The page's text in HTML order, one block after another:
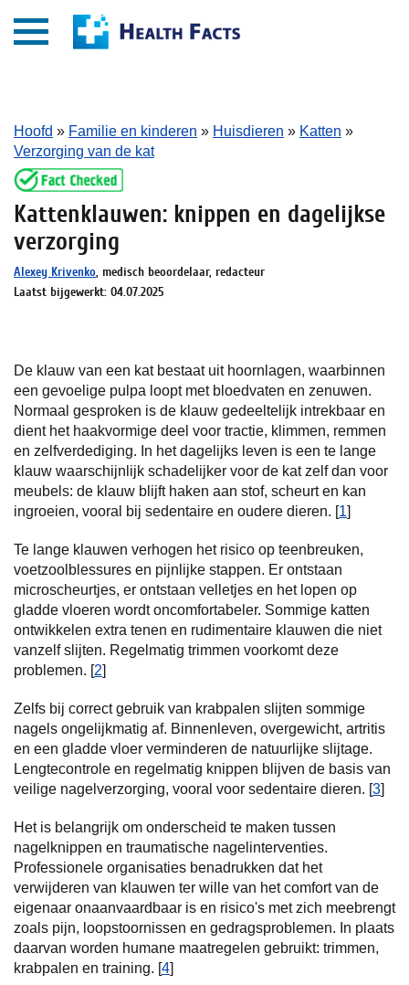
Hoofd » Familie en kinderen » Huisdieren » Katten »
Verzorging van de kat
Kattenklauwen: knippen en dagelijkse
verzorging
Alexey Krivenko, medisch beoordelaar, redacteur
Laatst bijgewerkt: 04.07.2025
De klauw van een kat bestaat uit hoornlagen, waarbinnen
een gevoelige pulpa loopt met bloedvaten en zenuwen.
Normaal gesproken is de klauw gedeeltelijk intrekbaar en
dient het haakvormige deel voor tractie, klimmen, remmen
en zelfverdediging. In het dagelijks leven is een te lange
klauw waarschijnlijk schadelijker voor de kat zelf dan voor
meubels: de klauw blijft haken aan stof, scheurt en kan
ingroeien, vooral bij sedentaire en oudere dieren. [1]
Te lange klauwen verhogen het risico op teenbreuken,
voetzoolblessures en pijnlijke stappen. Er ontstaan
microscheurtjes, er ontstaan velletjes en het lopen op
gladde vloeren wordt oncomfortabeler. Sommige katten
ontwikkelen extra tenen en rudimentaire klauwen die niet
vanzelf slijten. Regelmatig trimmen voorkomt deze
problemen. [2]
Zelfs bij correct gebruik van krabpalen slijten sommige
nagels ongelijkmatig af. Binnenleven, overgewicht, artritis
en een gladde vloer verminderen de natuurlijke slijtage.
Lengtecontrole en regelmatig knippen blijven de basis van
veilige nagelverzorging, vooral voor sedentaire dieren. [3]
Het is belangrijk om onderscheid te maken tussen
nagelknippen en traumatische nagelinterventies.
Professionele organisaties benadrukken dat het
verwijderen van klauwen ter wille van het comfort van de
eigenaar onaanvaardbaar is en risico's met zich meebrengt
zoals pijn, loopstoornissen en gedragsproblemen. In plaats
daarvan worden humane maatregelen gebruikt: trimmen,
krabpalen en training. [4]